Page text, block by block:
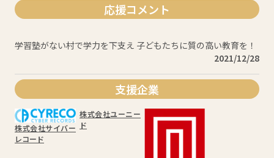
応援コメント
学習塾がない村で学力を下支え 子どもたちに質の高い教育を！
2021/12/28
支援企業
株式会社サイバー
レコード
株式会社ユーニー
ド